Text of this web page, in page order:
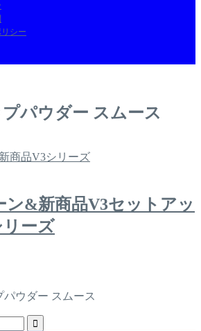
シー
パウダー スムース
ン&新商品V3セットアッ
ーズ
ウダー スムース